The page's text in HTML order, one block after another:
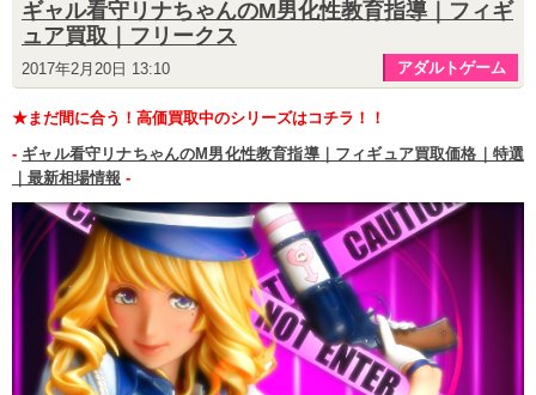
ギャル看守リナちゃんのM男化性教育指導｜フィギ
ュア買取｜フリークス
2017年2月20日 13:10 アダルトゲーム
★まだ間に合う！高価買取中のシリーズはコチラ！！
- ギャル看守リナちゃんのM男化性教育指導｜フィギュア買取価格｜特選
｜最新相場情報 -